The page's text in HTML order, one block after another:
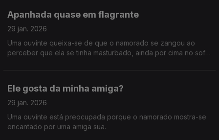
Apanhada quase em flagrante
29 jan. 2026
Uma ouvinte queixa-se de que o namorado se zangou ao
perceber que ela se tinha masturbado, ainda por cima no sofá.
Ele gosta da minha amiga?
29 jan. 2026
Uma ouvinte está preocupada porque o namorado mostra-se
encantado por uma amiga sua.